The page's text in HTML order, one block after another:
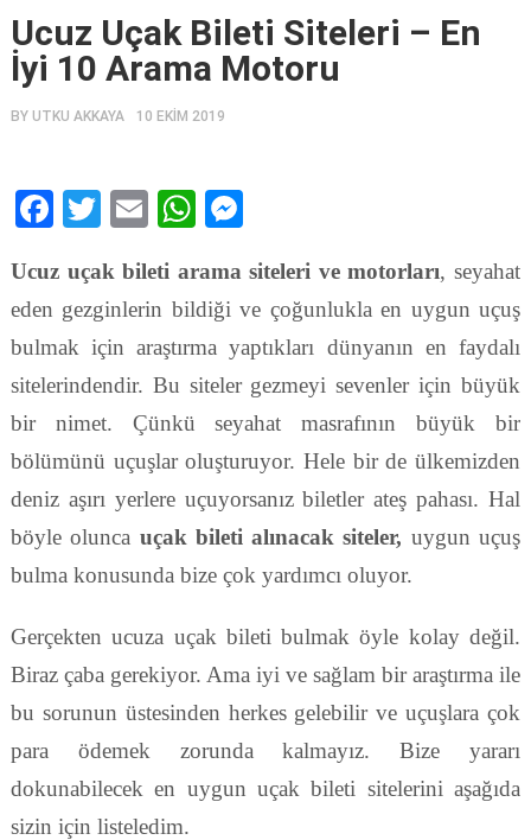
Ucuz Uçak Bileti Siteleri – En
İyi 10 Arama Motoru
BY UTKU AKKAYA 10 EKIM 2019
Facebook
TwitterEmailWhatsApp
Ucuz uçak bileti arama siteleri ve motorları, seyahat
eden gezginlerin bildiği ve çoğunlukla en uygun uçuş
bulmak için araştırma yaptıkları dünyanın en faydalı
sitelerindendir. Bu siteler gezmeyi sevenler için büyük
bir nimet. Çünkü seyahat masrafının büyük bir
bölümünü uçuşlar oluşturuyor. Hele bir de ülkemizden
deniz aşırı yerlere uçuyorsanız biletler ateş pahası. Hal
böyle olunca uçak bileti alınacak siteler, uygun uçuş
bulma konusunda bize çok yardımcı oluyor.
Gerçekten ucuza uçak bileti bulmak öyle kolay değil.
Biraz çaba gerekiyor. Ama iyi ve sağlam bir araştırma ile
bu sorunun üstesinden herkes gelebilir ve uçuşlara çok
para ödemek zorunda kalmayız. Bize yararı
dokunabilecek en uygun uçak bileti sitelerini aşağıda
sizin için listeledim.